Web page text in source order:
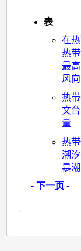
表
在
热
最
风向
热
文
量
热
潮
暴潮
- 下一页 -